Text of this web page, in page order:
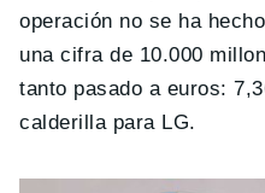
operación no se ha
una cifra de 10.000
tanto pasado a euros:
calderilla para LG.